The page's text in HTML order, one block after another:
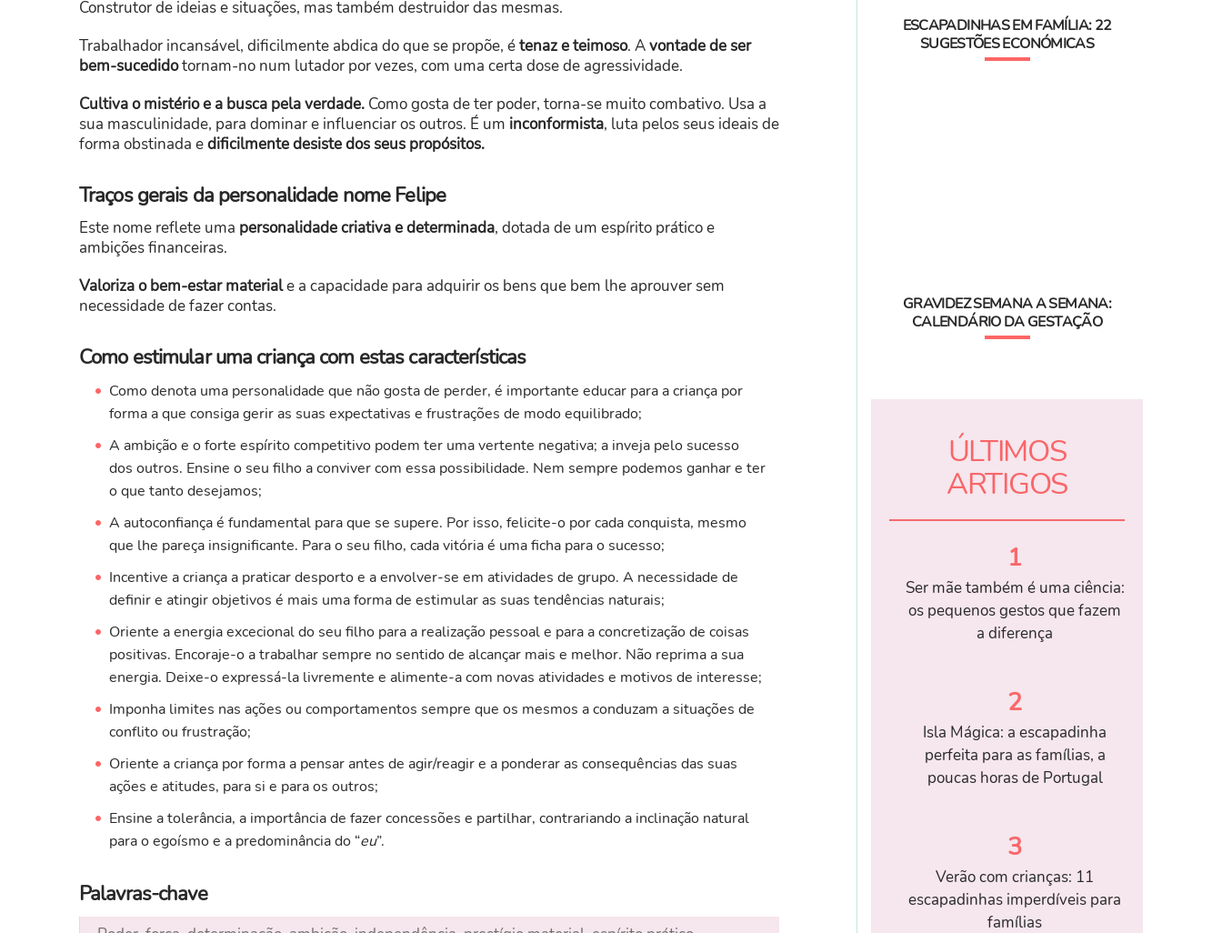
Construtor de ideias e situações, mas também destruidor das mesmas.
Trabalhador incansável, dificilmente abdica do que se propõe, étenaz e teimoso. Avontade de ser
bem-sucedidotornam-no num lutador por vezes, com uma certa dose de agressividade.
Cultiva o mistério e a busca pela verdade. Como gosta de ter poder, torna-se muito combativo. Usa a
sua masculinidade, para dominar e influenciar os outros. É um inconformista, luta pelos seus ideais de
forma obstinada edificilmente desiste dos seus propósitos.
Traços gerais da personalidade nome Felipe
Este nome reflete uma personalidade criativa e determinada, dotada de um espírito prático e
ambições financeiras.
Valoriza o bem-estar materiale a capacidade para adquirir os bens que bem lhe aprouver sem
necessidade de fazer contas.
Como estimular uma criança com estas características
Como denota uma personalidade que não gosta de perder, é importante educar para a criança por
forma a que consiga gerir as suas expectativas e frustrações de modo equilibrado;
A ambição e o forte espírito competitivo podem ter uma vertente negativa; a inveja pelo sucesso
dos outros. Ensine o seu filho a conviver com essa possibilidade. Nem sempre podemos ganhar e ter
o que tanto desejamos;
A autoconfiança é fundamental para que se supere. Por isso, felicite-o por cada conquista, mesmo
que lhe pareça insignificante. Para o seu filho, cada vitória é uma ficha para o sucesso;
Incentive a criança a praticar desporto e a envolver-se em atividades de grupo. A necessidade de
definir e atingir objetivos é mais uma forma de estimular as suas tendências naturais;
Oriente a energia excecional do seu filho para a realização pessoal e para a concretização de coisas
positivas. Encoraje-o a trabalhar sempre no sentido de alcançar mais e melhor. Não reprima a sua
energia. Deixe-o expressá-la livremente e alimente-a com novas atividades e motivos de interesse;
Imponha limites nas ações ou comportamentos sempre que os mesmos a conduzam a situações de
conflito ou frustração;
Oriente a criança por forma a pensar antes de agir/reagir e a ponderar as consequências das suas
ações e atitudes, para si e para os outros;
Ensine a tolerância, a importância de fazer concessões e partilhar, contrariando a inclinação natural
para o egoísmo e a predominância do “eu”.
Palavras-chave
ESCAPADINHAS EM FAMÍLIA: 22
SUGESTÕES ECONÓMICAS
GRAVIDEZ SEMANA A SEMANA:
CALENDÁRIO DA GESTAÇÃO
ÚLTIMOS
ARTIGOS
1
Ser mãe também é uma ciência:
os pequenos gestos que fazem
a diferença
2
Isla Mágica: a escapadinha
perfeita para as famílias, a
poucas horas de Portugal
3
Verão com crianças: 11
escapadinhas imperdíveis para
famílias